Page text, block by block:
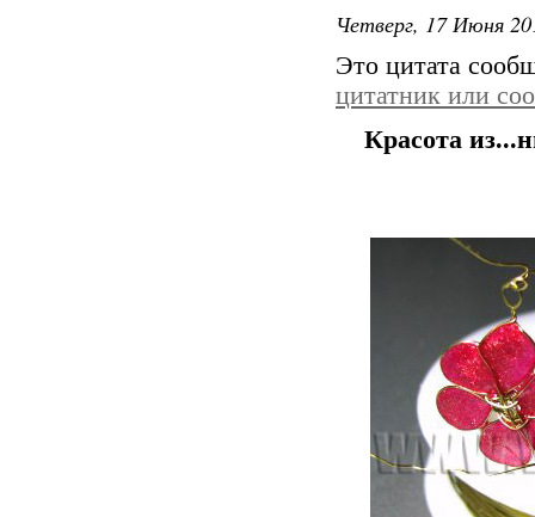
Четверг, 17 Июня
Это цитата
цитатник или
Красота